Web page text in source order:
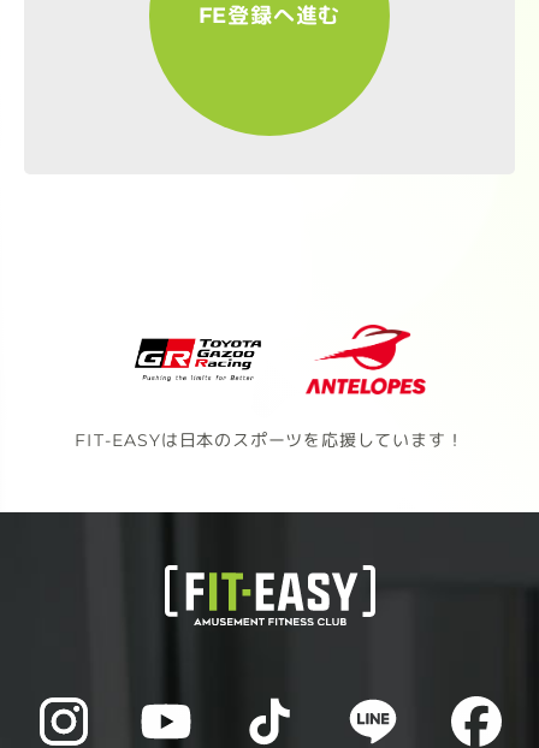
FE登録へ進む
FIT-EASYは日本のスポーツを応援しています！